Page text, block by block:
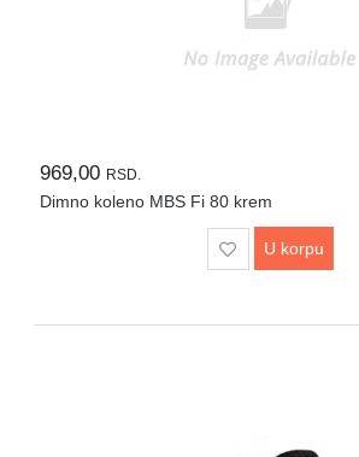
969,00 RSD.
Dimno koleno MBS Fi 80 krem
U korpu